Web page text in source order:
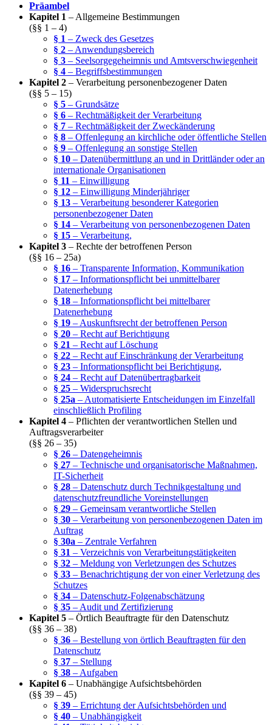
Präambel
Kapitel 1 – Allgemeine Bestimmungen
(§§ 1 – 4)
§ 1 – Zweck des Gesetzes
§ 2 – Anwendungsbereich
§ 3 – Seelsorgegeheimnis und Amtsverschwiegenheit
§ 4 – Begriffsbestimmungen
Kapitel 2 – Verarbeitung personenbezogener Daten
(§§ 5 – 15)
§ 5 – Grundsätze
§ 6 – Rechtmäßigkeit der Verarbeitung
§ 7 – Rechtmäßigkeit der Zweckänderung
§ 8 – Offenlegung an kirchliche oder öffentliche Stellen
§ 9 – Offenlegung an sonstige Stellen
§ 10 – Datenübermittlung an und in Drittländer oder an
internationale Organisationen
§ 11 – Einwilligung
§ 12 – Einwilligung Minderjähriger
§ 13 – Verarbeitung besonderer Kategorien
personenbezogener Daten
§ 14 – Verarbeitung von personenbezogenen Daten
§ 15 – Verarbeitung,
Kapitel 3 – Rechte der betroffenen Person
(§§ 16 – 25a)
§ 16 – Transparente Information, Kommunikation
§ 17 – Informationspflicht bei unmittelbarer
Datenerhebung
§ 18 – Informationspflicht bei mittelbarer
Datenerhebung
§ 19 – Auskunftsrecht der betroffenen Person
§ 20 – Recht auf Berichtigung
§ 21 – Recht auf Löschung
§ 22 – Recht auf Einschränkung der Verarbeitung
§ 23 – Informationspflicht bei Berichtigung,
§ 24 – Recht auf Datenübertragbarkeit
§ 25 – Widerspruchsrecht
§ 25a – Automatisierte Entscheidungen im Einzelfall
einschließlich Profiling
Kapitel 4 – Pflichten der verantwortlichen Stellen und
Auftragsverarbeiter
(§§ 26 – 35)
§ 26 – Datengeheimnis
§ 27 – Technische und organisatorische Maßnahmen,
IT-Sicherheit
§ 28 – Datenschutz durch Technikgestaltung und
datenschutzfreundliche Voreinstellungen
§ 29 – Gemeinsam verantwortliche Stellen
§ 30 – Verarbeitung von personenbezogenen Daten im
Auftrag
§ 30a – Zentrale Verfahren
§ 31 – Verzeichnis von Verarbeitungstätigkeiten
§ 32 – Meldung von Verletzungen des Schutzes
§ 33 – Benachrichtigung der von einer Verletzung des
Schutzes
§ 34 – Datenschutz-Folgenabschätzung
§ 35 – Audit und Zertifizierung
Kapitel 5 – Örtlich Beauftragte für den Datenschutz
(§§ 36 – 38)
§ 36 – Bestellung von örtlich Beauftragten für den
Datenschutz
§ 37 – Stellung
§ 38 – Aufgaben
Kapitel 6 – Unabhängige Aufsichtsbehörden
(§§ 39 – 45)
§ 39 – Errichtung der Aufsichtsbehörden und
§ 40 – Unabhängigkeit